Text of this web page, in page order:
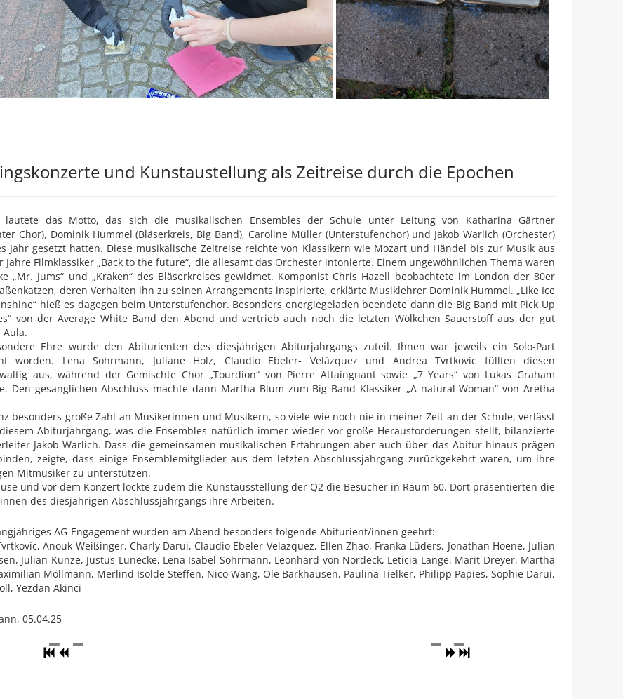
und Kunstaustellung als Zeitreise durch die Epochen
lautete das Motto, das sich die musikalischen Ensembles der Schule unter Leitung von Katharina Gärtner
Chor), Dominik Hummel (Bläserkreis, Big Band), Caroline Müller (Unterstufenchor) und Jakob Warlich (Orchester)
Jahr gesetzt hatten. Diese musikalische Zeitreise reichte von Klassikern wie Mozart und Händel bis zur Musik aus
Jahre Filmklassiker „Back to the future“, die allesamt das Orchester intonierte. Einem ungewöhnlichen Thema waren
„Mr. Jums“ und „Kraken“ des Bläserkreises gewidmet. Komponist Chris Hazell beobachtete im London der 80er
deren Verhalten ihn zu seinen Arrangements inspirierte, erklärte Musiklehrer Dominik Hummel. „Like Ice
hieß es dagegen beim Unterstufenchor. Besonders energiegeladen beendete dann die Big Band mit Pick Up
von der Average White Band den Abend und vertrieb auch noch die letzten Wölkchen Sauerstoff aus der gut
Ehre wurde den Abiturienten des diesjährigen Abiturjahrgangs zuteil. Ihnen war jeweils ein Solo-Part
worden. Lena Sohrmann, Juliane Holz, Claudio Ebeler- Velázquez und Andrea Tvrtkovic füllten diesen
aus, während der Gemischte Chor „Tourdion“ von Pierre Attaingnant sowie „7 Years“ von Lukas Graham
Den gesanglichen Abschluss machte dann Martha Blum zum Big Band Klassiker „A natural Woman“ von Aretha
besonders große Zahl an Musikerinnen und Musikern, so viele wie noch nie in meiner Zeit an der Schule, verlässt
Abiturjahrgang, was die Ensembles natürlich immer wieder vor große Herausforderungen stellt, bilanzierte
Jakob Warlich. Dass die gemeinsamen musikalischen Erfahrungen aber auch über das Abitur hinaus prägen
zeigte, dass einige Ensemblemitglieder aus dem letzten Abschlussjahrgang zurückgekehrt waren, um ihre
Mitmusiker zu unterstützen.
und vor dem Konzert lockte zudem die Kunstausstellung der Q2 die Besucher in Raum 60. Dort präsentierten die
des diesjährigen Abschlussjahrgangs ihre Arbeiten.
AG-Engagement wurden am Abend besonders folgende Abiturient/innen geehrt:
Anouk Weißinger, Charly Darui, Claudio Ebeler Velazquez, Ellen Zhao, Franka Lüders, Jonathan Hoene, Julian
Julian Kunze, Justus Lunecke, Lena Isabel Sohrmann, Leonhard von Nordeck, Leticia Lange, Marit Dreyer, Martha
Möllmann, Merlind Isolde Steffen, Nico Wang, Ole Barkhausen, Paulina Tielker, Philipp Papies, Sophie Darui,
Yezdan Akinci
05.04.25